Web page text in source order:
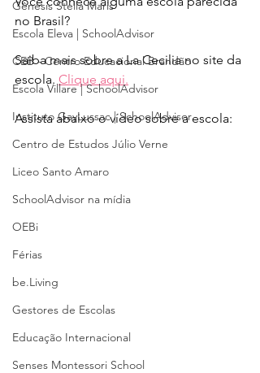
Gênesis Stella Maris
Escola Eleva | SchoolAdvisor
CEB - Centro Educacional Brandão
Escola Villare | SchoolAdvisor
Instituto GayLussac | SchoolAdvisor
Centro de Estudos Júlio Verne
Liceo Santo Amaro
SchoolAdvisor na mídia
OEBi
Férias
be.Living
Gestores de Escolas
Educação Internacional
Senses Montessori School
no Brasil?
Saiba mais sobre a La Cecilia no site da
escola. Clique aqui.
Assista abaixo o vídeo sobre a escola: